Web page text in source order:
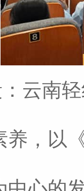
云南
养，以